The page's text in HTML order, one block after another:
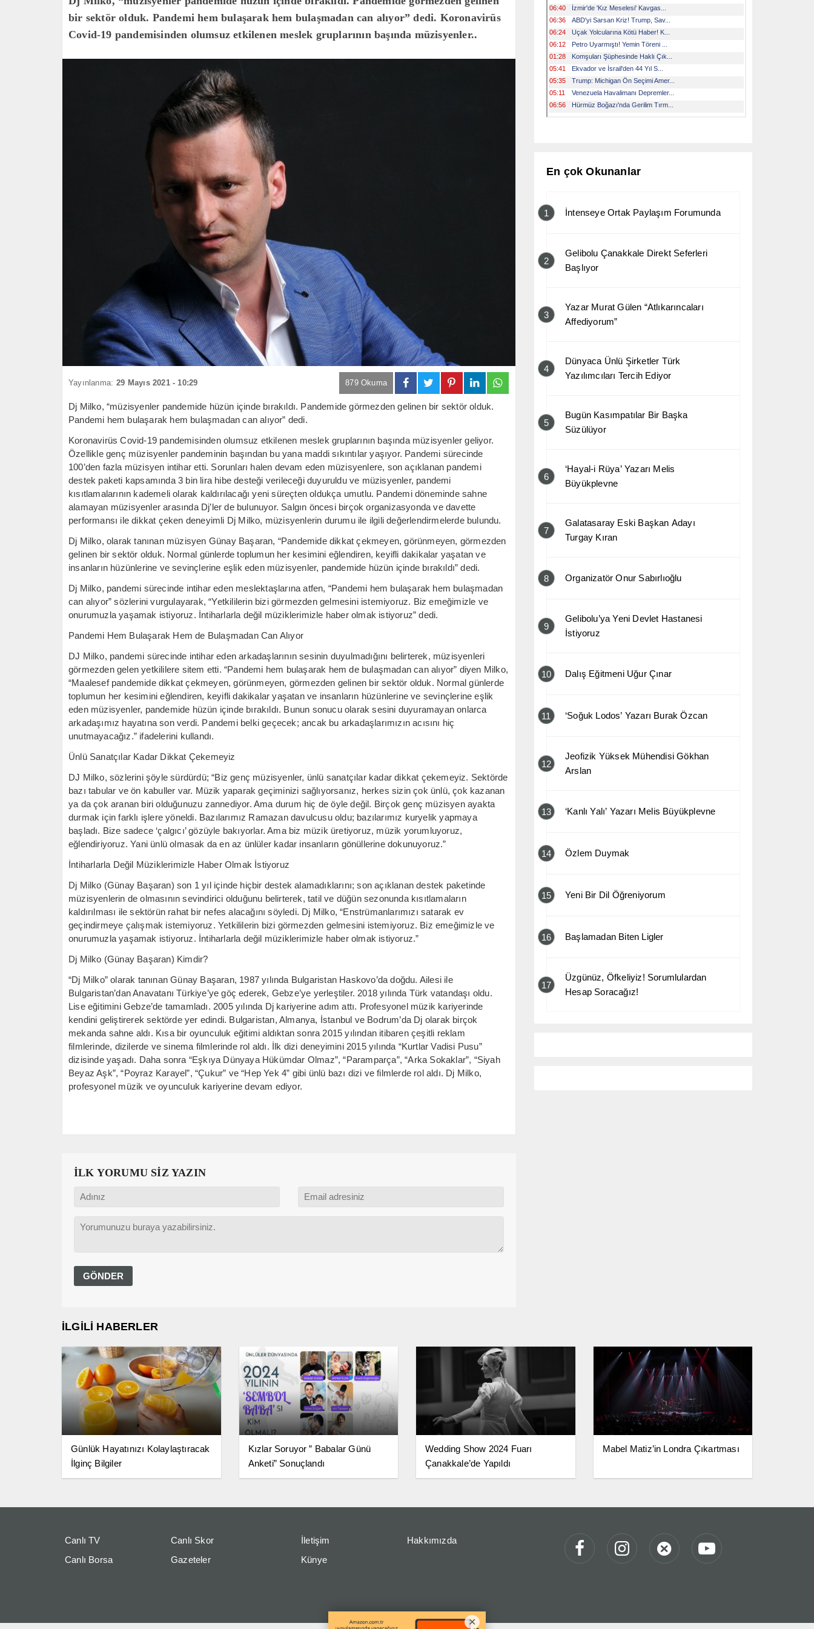
bir sektör olduk. Pandemi hem bulaşarak hem bulaşmadan can alıyor” dedi. Koronavirüs
Covid-19 pandemisinden olumsuz etkilenen meslek gruplarının başında müzisyenler..
Yayınlanma: 29 Mayıs 2021 - 10:29 879 Okuma
Dj Milko, “müzisyenler pandemide hüzün içinde bırakıldı. Pandemide görmezden gelinen bir sektör olduk.
Pandemi hem bulaşarak hem bulaşmadan can alıyor” dedi.
Koronavirüs Covid-19 pandemisinden olumsuz etkilenen meslek gruplarının başında müzisyenler geliyor.
Özellikle genç müzisyenler pandeminin başından bu yana maddi sıkıntılar yaşıyor. Pandemi sürecinde
100’den fazla müzisyen intihar etti. Sorunları halen devam eden müzisyenlere, son açıklanan pandemi
destek paketi kapsamında 3 bin lira hibe desteği verileceği duyuruldu ve müzisyenler, pandemi
kısıtlamalarının kademeli olarak kaldırılacağı yeni süreçten oldukça umutlu. Pandemi döneminde sahne
alamayan müzisyenler arasında Dj’ler de bulunuyor. Salgın öncesi birçok organizasyonda ve davette
performansı ile dikkat çeken deneyimli Dj Milko, müzisyenlerin durumu ile ilgili değerlendirmelerde bulundu.
Dj Milko, olarak tanınan müzisyen Günay Başaran, “Pandemide dikkat çekmeyen, görünmeyen, görmezden
gelinen bir sektör olduk. Normal günlerde toplumun her kesimini eğlendiren, keyifli dakikalar yaşatan ve
insanların hüzünlerine ve sevinçlerine eşlik eden müzisyenler, pandemide hüzün içinde bırakıldı” dedi.
Dj Milko, pandemi sürecinde intihar eden meslektaşlarına atfen, “Pandemi hem bulaşarak hem bulaşmadan
can alıyor” sözlerini vurgulayarak, “Yetkililerin bizi görmezden gelmesini istemiyoruz. Biz emeğimizle ve
onurumuzla yaşamak istiyoruz. İntiharlarla değil müziklerimizle haber olmak istiyoruz” dedi.
Pandemi Hem Bulaşarak Hem de Bulaşmadan Can Alıyor
DJ Milko, pandemi sürecinde intihar eden arkadaşlarının sesinin duyulmadığını belirterek, müzisyenleri
görmezden gelen yetkililere sitem etti. “Pandemi hem bulaşarak hem de bulaşmadan can alıyor” diyen Milko,
“Maalesef pandemide dikkat çekmeyen, görünmeyen, görmezden gelinen bir sektör olduk. Normal günlerde
toplumun her kesimini eğlendiren, keyifli dakikalar yaşatan ve insanların hüzünlerine ve sevinçlerine eşlik
eden müzisyenler, pandemide hüzün içinde bırakıldı. Bunun sonucu olarak sesini duyuramayan onlarca
arkadaşımız hayatına son verdi. Pandemi belki geçecek; ancak bu arkadaşlarımızın acısını hiç
unutmayacağız.” ifadelerini kullandı.
Ünlü Sanatçılar Kadar Dikkat Çekemeyiz
DJ Milko, sözlerini şöyle sürdürdü; “Biz genç müzisyenler, ünlü sanatçılar kadar dikkat çekemeyiz. Sektörde
bazı tabular ve ön kabuller var. Müzik yaparak geçiminizi sağlıyorsanız, herkes sizin çok ünlü, çok kazanan
ya da çok aranan biri olduğunuzu zannediyor. Ama durum hiç de öyle değil. Birçok genç müzisyen ayakta
durmak için farklı işlere yöneldi. Bazılarımız Ramazan davulcusu oldu; bazılarımız kuryelik yapmaya
başladı. Bize sadece ‘çalgıcı’ gözüyle bakıyorlar. Ama biz müzik üretiyoruz, müzik yorumluyoruz,
eğlendiriyoruz. Yani ünlü olmasak da en az ünlüler kadar insanların gönüllerine dokunuyoruz.”
İntiharlarla Değil Müziklerimizle Haber Olmak İstiyoruz
Dj Milko (Günay Başaran) son 1 yıl içinde hiçbir destek alamadıklarını; son açıklanan destek paketinde
müzisyenlerin de olmasının sevindirici olduğunu belirterek, tatil ve düğün sezonunda kısıtlamaların
kaldırılması ile sektörün rahat bir nefes alacağını söyledi. Dj Milko, “Enstrümanlarımızı satarak ev
geçindirmeye çalışmak istemiyoruz. Yetkililerin bizi görmezden gelmesini istemiyoruz. Biz emeğimizle ve
onurumuzla yaşamak istiyoruz. İntiharlarla değil müziklerimizle haber olmak istiyoruz.”
Dj Milko (Günay Başaran) Kimdir?
“Dj Milko” olarak tanınan Günay Başaran, 1987 yılında Bulgaristan Haskovo’da doğdu. Ailesi ile
Bulgaristan’dan Anavatanı Türkiye’ye göç ederek, Gebze’ye yerleştiler. 2018 yılında Türk vatandaşı oldu.
Lise eğitimini Gebze’de tamamladı. 2005 yılında Dj kariyerine adım attı. Profesyonel müzik kariyerinde
kendini geliştirerek sektörde yer edindi. Bulgaristan, Almanya, İstanbul ve Bodrum’da Dj olarak birçok
mekanda sahne aldı. Kısa bir oyunculuk eğitimi aldıktan sonra 2015 yılından itibaren çeşitli reklam
filmlerinde, dizilerde ve sinema filmlerinde rol aldı. İlk dizi deneyimini 2015 yılında “Kurtlar Vadisi Pusu”
dizisinde yaşadı. Daha sonra “Eşkıya Dünyaya Hükümdar Olmaz”, “Paramparça”, “Arka Sokaklar”, “Siyah
Beyaz Aşk”, “Poyraz Karayel”, “Çukur” ve “Hep Yek 4” gibi ünlü bazı dizi ve filmlerde rol aldı. Dj Milko,
profesyonel müzik ve oyunculuk kariyerine devam ediyor.
İLK YORUMU SİZ YAZIN
En çok Okunanlar
1 İntenseye Ortak Paylaşım Forumunda
2
Gelibolu Çanakkale Direkt Seferleri
Başlıyor
3
Yazar Murat Gülen “Atlıkarıncaları
Affediyorum”
4
Dünyaca Ünlü Şirketler Türk
Yazılımcıları Tercih Ediyor
5
Bugün Kasımpatılar Bir Başka
Süzülüyor
6
‘Hayal-i Rüya’ Yazarı Melis
Büyükplevne
7
Galatasaray Eski Başkan Adayı
Turgay Kıran
8 Organizatör Onur Sabırlıoğlu
9
Gelibolu’ya Yeni Devlet Hastanesi
İstiyoruz
10 Dalış Eğitmeni Uğur Çınar
11 ‘Soğuk Lodos’ Yazarı Burak Özcan
12
Jeofizik Yüksek Mühendisi Gökhan
Arslan
13 ‘Kanlı Yalı’ Yazarı Melis Büyükplevne
14 Özlem Duymak
15 Yeni Bir Dil Öğreniyorum
16 Başlamadan Biten Ligler
17
Üzgünüz, Öfkeliyiz! Sorumlulardan
Hesap Soracağız!
İLGİLİ HABERLER
Günlük Hayatınızı Kolaylaştıracak
İlginç Bilgiler
Kızlar Soruyor ” Babalar Günü
Anketi” Sonuçlandı
Wedding Show 2024 Fuarı
Çanakkale’de Yapıldı
Mabel Matiz’in Londra Çıkartması
Canlı TV
Canlı Skor
Canlı Borsa
Gazeteler
İletişim
Hakkımızda
Künye